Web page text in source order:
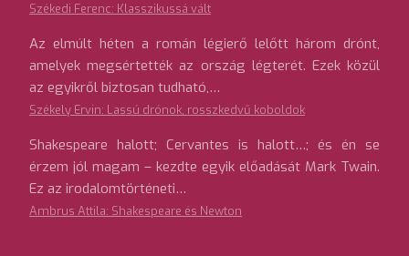
Székedi Ferenc: Klasszikussá vált
Az elmúlt héten a román légierő lelőtt három drónt,
amelyek megsértették az ország légterét. Ezek közül
az egyikről biztosan tudható,…
Székely Ervin: Lassú drónok, rosszkedvű koboldok
Shakespeare halott; Cervantes is halott…; és én se
érzem jól magam – kezdte egyik előadását Mark Twain.
Ez az irodalomtörténeti…
Ambrus Attila: Shakespeare és Newton